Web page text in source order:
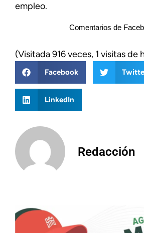
empleo.
Comentarios de
(Visitada 916 veces, 1 visitas de
Facebook
LinkedIn
Redacción